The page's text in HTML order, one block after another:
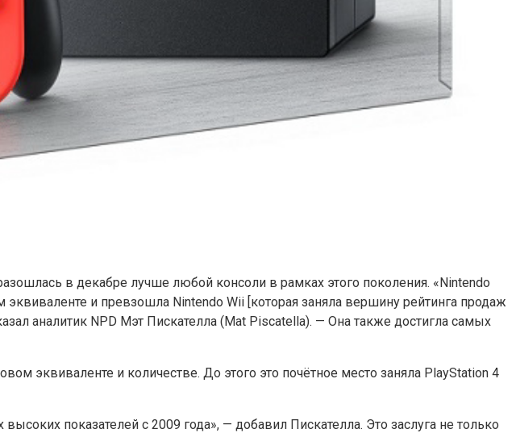
в декабре лучше любой консоли в рамках этого поколения. «Nintendo
и превзошла Nintendo Wii [которая заняла вершину рейтинга продаж
аналитик NPD Мэт Пискателла (Mat Piscatella). — Она также достигла самых
эквиваленте и количестве. До этого это почётное место заняла PlayStation 4
показателей с 2009 года», — добавил Пискателла. Это заслуга не только